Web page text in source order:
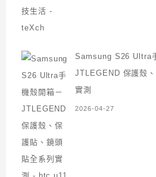
Samsung S26 Ultra
JTLEGEND 保護殼
實測
2026-04-27